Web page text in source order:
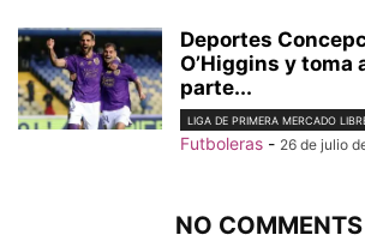
Deportes
O’Higgins y toma
parte...
LIGA DE PRIMERA MERCADO
Futboleras - 26 de julio
NO COMMENTS